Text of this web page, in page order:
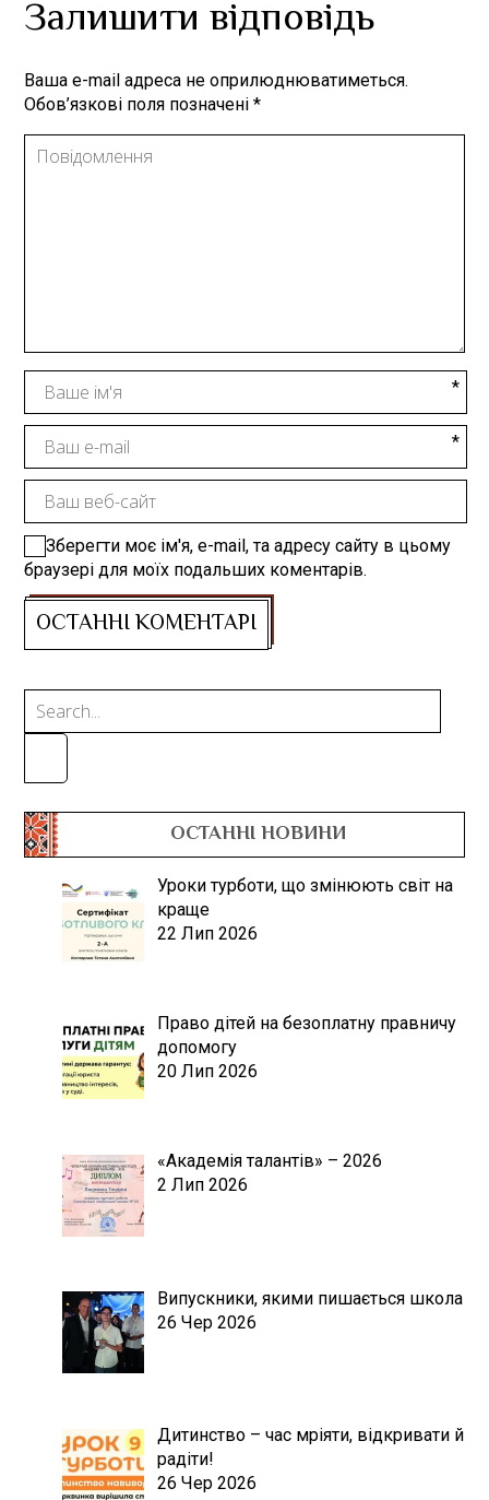
Залишити відповідь
Ваша e-mail адреса не оприлюднюватиметься.
Обов’язкові поля позначені*
Зберегти моє ім'я, e-mail, та адресу сайту в цьому
браузері для моїх подальших коментарів.
ОСТАННІ НОВИНИ
Уроки турботи, що змінюють світ на
краще
22 Лип 2026
Право дітей на безоплатну правничу
допомогу
20 Лип 2026
«Академія талантів» – 2026
2 Лип 2026
Випускники, якими пишається школа
26 Чер 2026
Дитинство – час мріяти, відкривати й
радіти!
26 Чер 2026